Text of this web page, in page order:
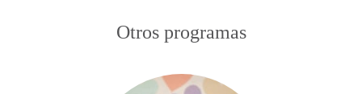
Otros programas